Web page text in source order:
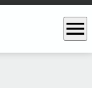
menu